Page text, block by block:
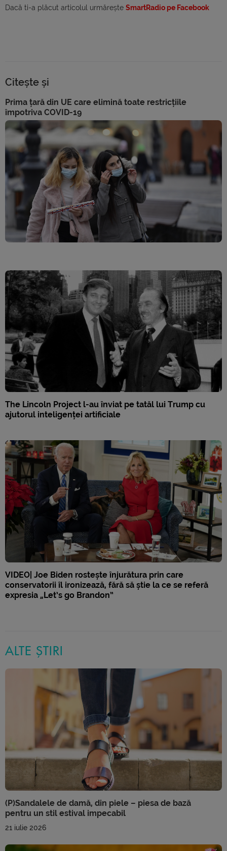
Dacă ti-a plăcut articolul urmărește SmartRadio pe Facebook
Citește și
Prima țară din UE care elimină toate restricțiile
împotriva COVID-19
The Lincoln Project l-au înviat pe tatăl lui Trump cu
ajutorul inteligenței artificiale
VIDEO| Joe Biden rostește înjurătura prin care
conservatorii îl ironizează, fără să știe la ce se referă
expresia „Let’s go Brandon”
ALTE ȘTIRI
(P)Sandalele de damă, din piele – piesa de bază
pentru un stil estival impecabil
21 iulie 2026